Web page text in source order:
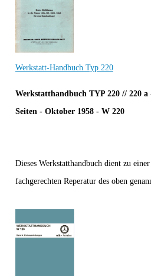
Werkstatt-Handbuch Typ 220
Werkstatthandbuch TYP 220 // 220 a
Seiten - Oktober 1958 - W 220
Dieses Werkstatthandbuch dient zu einer
fachgerechten Reperatur des oben